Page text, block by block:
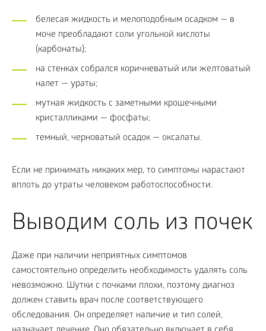
белесая жидкость и мелоподобным осадком — в
моче преобладают соли угольной кислоты
(карбонаты);
на стенках собрался коричневатый или желтоватый
налет — ураты;
мутная жидкость с заметными крошечными
кристалликами — фосфаты;
темный, черноватый осадок — оксалаты.
Если не принимать никаких мер, то симптомы нарастают
вплоть до утраты человеком работоспособности.
Выводим соль из почек
Даже при наличии неприятных симптомов
самостоятельно определить необходимость удалять соль
невозможно. Шутки с почками плохи, поэтому диагноз
должен ставить врач после соответствующего
обследования. Он определяет наличие и тип солей,